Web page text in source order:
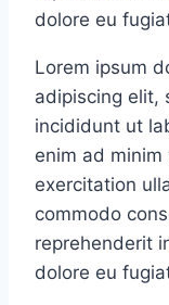
dolore eu
Lorem ipsum
adipiscing elit,
incididunt ut
enim ad minim
exercitation
commodo
reprehenderit
dolore eu